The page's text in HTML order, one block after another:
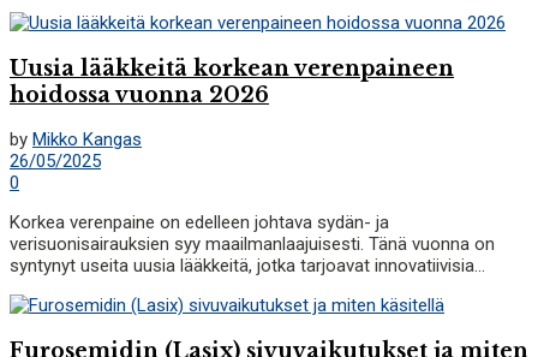
Uusia lääkkeitä korkean verenpaineen
hoidossa vuonna 2026
by Mikko Kangas
26/05/2025
0
Korkea verenpaine on edelleen johtava sydän- ja
verisuonisairauksien syy maailmanlaajuisesti. Tänä vuonna on
syntynyt useita uusia lääkkeitä, jotka tarjoavat innovatiivisia...
Furosemidin (Lasix) sivuvaikutukset ja miten